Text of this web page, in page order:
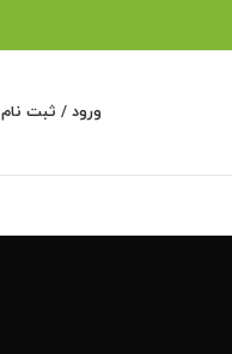
ورود / ثبت نام